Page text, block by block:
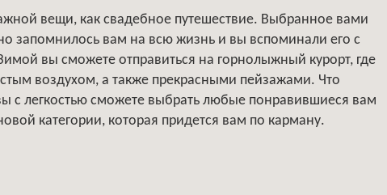
вещи, как свадебное путешествие. Выбранное вами
запомнилось вам на всю жизнь и вы вспоминали его с
вы сможете отправиться на горнолыжный курорт, где
воздухом, а также прекрасными пейзажами. Что
с легкостью сможете выбрать любые понравившиеся вам
категории, которая придется вам по карману.